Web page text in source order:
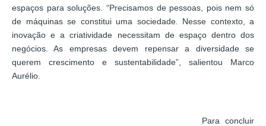
espaços para soluções. “Precisamos de pessoas, pois nem só
de máquinas se constitui uma sociedade. Nesse contexto, a
inovação e a criatividade necessitam de espaço dentro dos
negócios. As empresas devem repensar a diversidade se
querem crescimento e sustentabilidade”, salientou Marco
Aurélio.
Para concluir